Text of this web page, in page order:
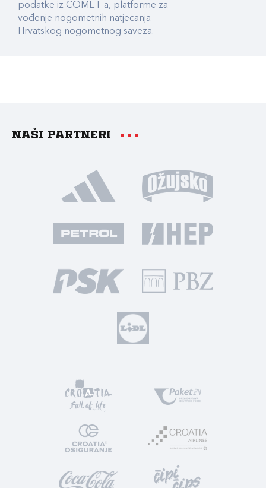
podatke iz COMET-a, platforme za
vođenje nogometnih natjecanja
Hrvatskog nogometnog saveza.
Naši partneri